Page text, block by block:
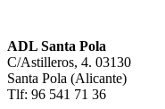
ADL Santa Pola
C/Astilleros, 4. 03130
Santa Pola (Alicante)
Tlf: 96 541 71 36